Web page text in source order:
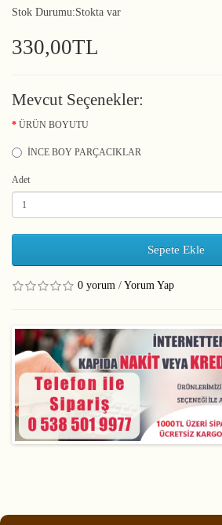
Stok Durumu:Stokta var
330,00TL
Mevcut Seçenekler:
ÜRÜN BOYUTU
İNCE BOY PARÇACIKLAR
Adet
Sepete Ekle
0 yorum / Yorum Yap